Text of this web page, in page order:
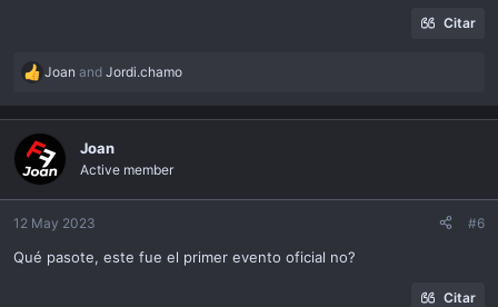
Citar
R
a
c
i
o
n
:
Joan and Jordi.chamo
Joan
Active member
12 May 2023 #6
Qué pasote, este fue el primer evento oficial no?
Citar